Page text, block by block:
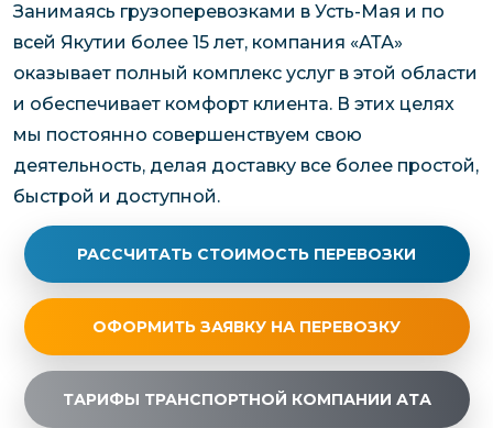
Занимаясь грузоперевозками в Усть-Мая и по
всей Якутии более 15 лет, компания «АТА»
оказывает полный комплекс услуг в этой области
и обеспечивает комфорт клиента. В этих целях
мы постоянно совершенствуем свою
деятельность, делая доставку все более простой,
быстрой и доступной.
РАССЧИТАТЬ СТОИМОСТЬ ПЕРЕВОЗКИ
ОФОРМИТЬ ЗАЯВКУ НА ПЕРЕВОЗКУ
ТАРИФЫ ТРАНСПОРТНОЙ КОМПАНИИ АТА